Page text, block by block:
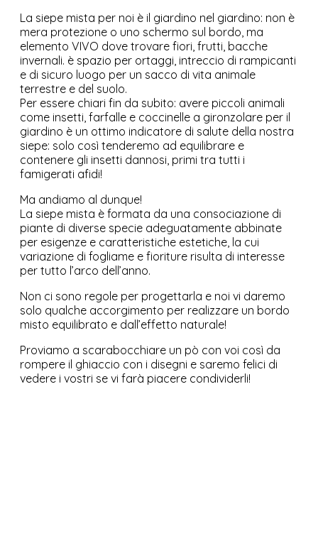
La siepe mista per noi è il giardino nel giardino: non è
mera protezione o uno schermo sul bordo, ma
elemento VIVO dove trovare fiori, frutti, bacche
invernali. è spazio per ortaggi, intreccio di rampicanti
e di sicuro luogo per un sacco di vita animale
terrestre e del suolo.
Per essere chiari fin da subito: avere piccoli animali
come insetti, farfalle e coccinelle a gironzolare per il
giardino è un ottimo indicatore di salute della nostra
siepe: solo così tenderemo ad equilibrare e
contenere gli insetti dannosi, primi tra tutti i
famigerati afidi!
Ma andiamo al dunque!
La siepe mista è formata da una consociazione di
piante di diverse specie adeguatamente abbinate
per esigenze e caratteristiche estetiche, la cui
variazione di fogliame e fioriture risulta di interesse
per tutto l’arco dell’anno.
Non ci sono regole per progettarla e noi vi daremo
solo qualche accorgimento per realizzare un bordo
misto equilibrato e dall’effetto naturale!
Proviamo a scarabocchiare un pò con voi così da
rompere il ghiaccio con i disegni e saremo felici di
vedere i vostri se vi farà piacere condividerli!